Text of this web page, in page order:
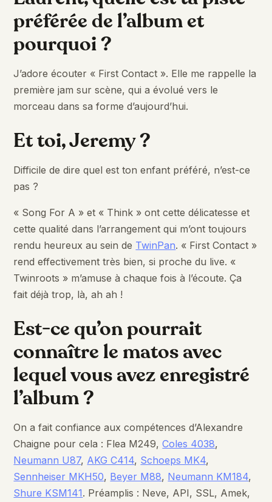
préférée de l’album et
pourquoi ?
J’adore écouter « First Contact ». Elle me rappelle la
première jam sur scène, qui a évolué vers le
morceau dans sa forme d’aujourd’hui.
Et toi, Jeremy ?
Difficile de dire quel est ton enfant préféré, n’est-ce
pas ?
« Song For A » et « Think » ont cette délicatesse et
cette qualité dans l’arrangement qui m’ont toujours
rendu heureux au sein de TwinPan. « First Contact »
rend effectivement très bien, si proche du live. «
Twinroots » m’amuse à chaque fois à l’écoute. Ça
fait déjà trop, là, ah ah !
Est-ce qu’on pourrait
connaître le matos avec
lequel vous avez enregistré
l’album ?
On a fait confiance aux compétences d’Alexandre
Chaigne pour cela : Flea M249,Coles 4038,
Neumann U87, AKG C414, Schoeps MK4,
Sennheiser MKH50, Beyer M88, Neumann KM184,
Shure KSM141. Préamplis : Neve, API, SSL, Amek,